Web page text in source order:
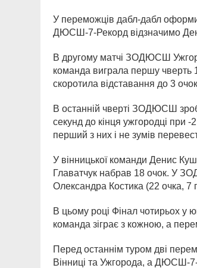
У переможців дабл-дабл
ДЮСШ-7-Рекорд відзначимо
В другому матчі ЗОДЮСШ
команда виграла першу чверть
скоротила відставання до 3
В останній чверті ЗОДЮСШ
секунд до кінця ужгородці при
перший з них і не зумів
У вінницької команди Денис
Главатчук набрав 18 очок. У
Олександра Костика (22 очка, 7
В цьому році Фінал чотирьох у
команда зіграє з кожною, а
Перед останнім туром дві
Вінниці та Ужгорода, а ДЮСШ-